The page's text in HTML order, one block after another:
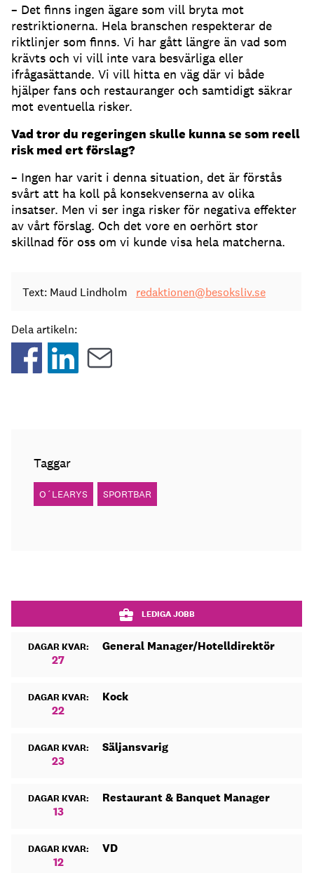
– Det finns ingen ägare som vill bryta mot
restriktionerna. Hela branschen respekterar de
riktlinjer som finns. Vi har gått längre än vad som
krävts och vi vill inte vara besvärliga eller
ifrågasättande. Vi vill hitta en väg där vi både
hjälper fans och restauranger och samtidigt säkrar
mot eventuella risker.
Vad tror du regeringen skulle kunna se som reell
risk med ert förslag?
– Ingen har varit i denna situation, det är förstås
svårt att ha koll på konsekvenserna av olika
insatser. Men vi ser inga risker för negativa effekter
av vårt förslag. Och det vore en oerhört stor
skillnad för oss om vi kunde visa hela matcherna.
Text: Maud Lindholm redaktionen@besoksliv.se
Dela artikeln:
Taggar
O´LEARYS SPORTBAR
LEDIGA JOBB
DAGAR KVAR:
27
General Manager/Hotelldirektör
DAGAR KVAR:
22
Kock
DAGAR KVAR:
23
Säljansvarig
DAGAR KVAR:
13
Restaurant & Banquet Manager
DAGAR KVAR:
12
VD